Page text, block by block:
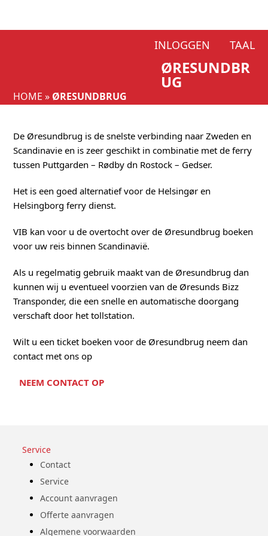
INLOGGEN TAAL
ØRESUNDBR
UG
HOME » ØRESUNDBRUG
De Øresundbrug is de snelste verbinding naar Zweden en
Scandinavie en is zeer geschikt in combinatie met de ferry
tussen Puttgarden – Rødby dn Rostock – Gedser.
Het is een goed alternatief voor de Helsingør en
Helsingborg ferry dienst.
VIB kan voor u de overtocht over de Øresundbrug boeken
voor uw reis binnen Scandinavië.
Als u regelmatig gebruik maakt van de Øresundbrug dan
kunnen wij u eventueel voorzien van de Øresunds Bizz
Transponder, die een snelle en automatische doorgang
verschaft door het tollstation.
Wilt u een ticket boeken voor de Øresundbrug neem dan
contact met ons op
NEEM CONTACT OP
Service
Contact
Service
Account aanvragen
Offerte aanvragen
Algemene voorwaarden